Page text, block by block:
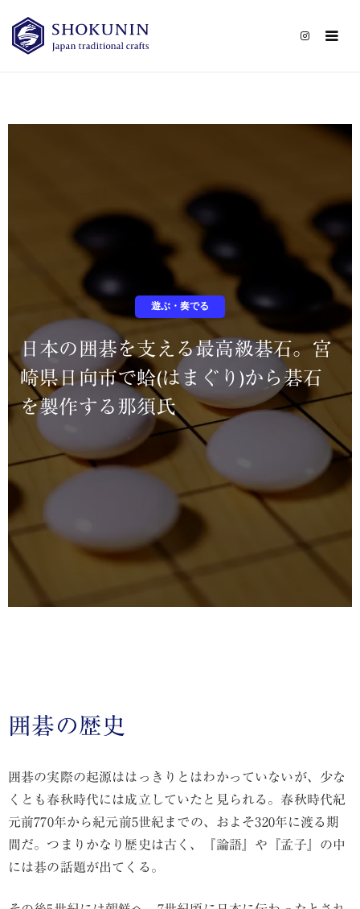
CONTACT
遊ぶ・奏でる
日本の囲碁を支える最高級碁石。宮
崎県日向市で蛤(はまぐり)から碁石
を製作する那須氏
囲碁の歴史
囲碁の実際の起源ははっきりとはわかっていないが、少な
くとも春秋時代には成立していたと見られる。春秋時代紀
元前770年から紀元前5世紀までの、およそ320年に渡る期
間だ。つまりかなり歴史は古く、『論語』や『孟子』の中
には碁の話題が出てくる。